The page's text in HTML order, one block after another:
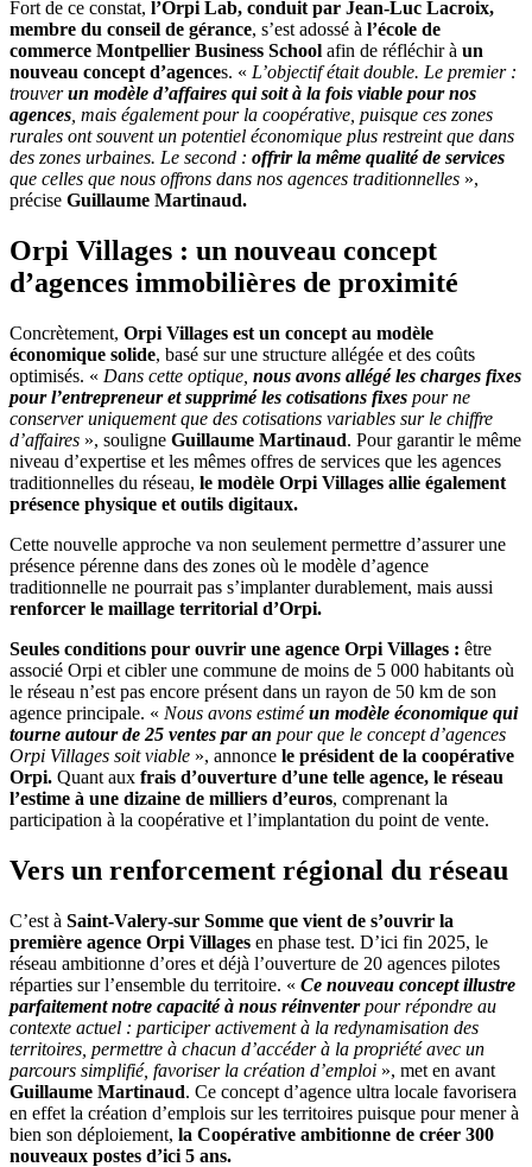
Fort de ce constat, l’Orpi Lab, conduit par Jean-Luc Lacroix,
membre du conseil de gérance, s’est adossé à l’école de
commerce Montpellier Business School afin de réfléchir à un
nouveau concept d’agences. « L’objectif était double. Le premier :
trouverun modèle d’affaires qui soit à la fois viable pour nos
agences , mais également pour la coopérative, puisque ces zones
rurales ont souvent un potentiel économique plus restreint que dans
des zones urbaines. Le second : offrir la même qualité de services
que celles que nous offrons dans nos agences traditionnelles »,
précise Guillaume Martinaud.
Orpi Villages : un nouveau concept
d’agences immobilières de proximité
Concrètement, Orpi Villages est un concept au modèle
économique solide, basé sur une structure allégée et des coûts
optimisés. « Dans cette optique, nous avons allégé les charges fixes
pour l’entrepreneur et supprimé les cotisations fixes pour ne
conserver uniquement que des cotisations variables sur le chiffre
d’affaires », souligne Guillaume Martinaud. Pour garantir le même
niveau d’expertise et les mêmes offres de services que les agences
traditionnelles du réseau, le modèle Orpi Villages allie également
présence physique et outils digitaux.
Cette nouvelle approche va non seulement permettre d’assurer une
présence pérenne dans des zones où le modèle d’agence
traditionnelle ne pourrait pas s’implanter durablement, mais aussi
renforcer le maillage territorial d’Orpi.
Seules conditions pour ouvrir une agence Orpi Villages : être
associé Orpi et cibler une commune de moins de 5 000 habitants où
le réseau n’est pas encore présent dans un rayon de 50 km de son
agence principale. « Nous avons estiméun modèle économique qui
tourne autour de 25 ventes par an pour que le concept d’agences
Orpi Villages soit viable », annonce le président de la coopérative
Orpi. Quant aux frais d’ouverture d’une telle agence, le réseau
l’estime à une dizaine de milliers d’euros, comprenant la
participation à la coopérative et l’implantation du point de vente.
Vers un renforcement régional du réseau
C’est à Saint-Valery-sur Somme que vient de s’ouvrir la
première agence Orpi Villages en phase test. D’ici fin 2025, le
réseau ambitionne d’ores et déjà l’ouverture de 20 agences pilotes
réparties sur l’ensemble du territoire. « Ce nouveau concept illustre
parfaitement notre capacité à nous réinventerpour répondre au
contexte actuel : participer activement à la redynamisation des
territoires, permettre à chacun d’accéder à la propriété avec un
parcours simplifié, favoriser la création d’emploi », met en avant
Guillaume Martinaud. Ce concept d’agence ultra locale favorisera
en effet la création d’emplois sur les territoires puisque pour mener à
bien son déploiement, la Coopérative ambitionne de créer 300
nouveaux postes d’ici 5 ans.